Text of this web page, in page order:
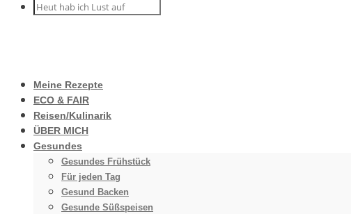
Meine Rezepte
ECO & FAIR
Reisen/Kulinarik
ÜBER MICH
Gesundes
Gesundes Frühstück
Für jeden Tag
Gesund Backen
Gesunde Süßspeisen